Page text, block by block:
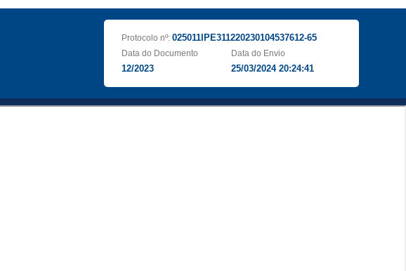
Protocolo nº: 025011IPE311220230104537612-65
Data do Documento
12/2023
Data do Envio
25/03/2024 20:24:41